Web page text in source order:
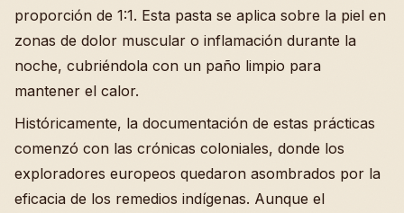
proporción de 1:1. Esta pasta se aplica sobre la piel en
zonas de dolor muscular o inflamación durante la
noche, cubriéndola con un paño limpio para
mantener el calor.
Históricamente, la documentación de estas prácticas
comenzó con las crónicas coloniales, donde los
exploradores europeos quedaron asombrados por la
eficacia de los remedios indígenas. Aunque el